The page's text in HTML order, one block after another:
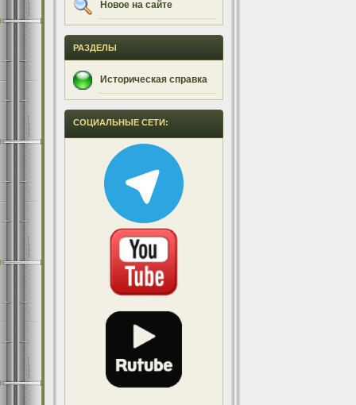
Новое на сайте
РАЗДЕЛЫ
Историческая справка
СОЦИАЛЬНЫЕ СЕТИ: